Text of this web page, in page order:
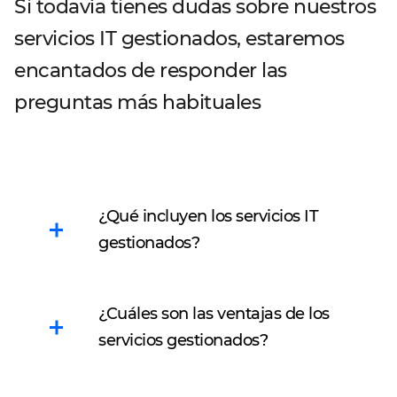
Si todavía tienes dudas sobre nuestros
servicios IT gestionados, estaremos
encantados de responder las
preguntas más habituales
¿Qué incluyen los servicios IT
gestionados?
gestionados permiten
delegar las tareas
¿Cuáles son las ventajas de los
servicios gestionados?